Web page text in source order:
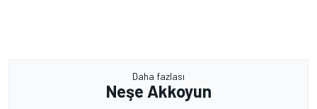
Daha fazlası
Neşe Akkoyun